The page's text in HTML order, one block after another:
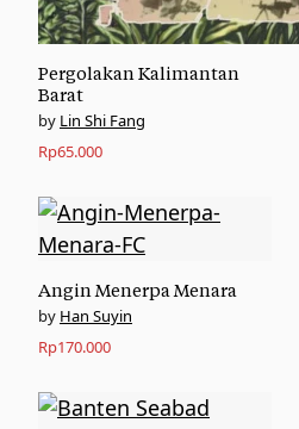
Pergolakan Kalimantan
Barat
Lin Shi Fang
Rp65.000
Angin Menerpa Menara
Han Suyin
Rp170.000